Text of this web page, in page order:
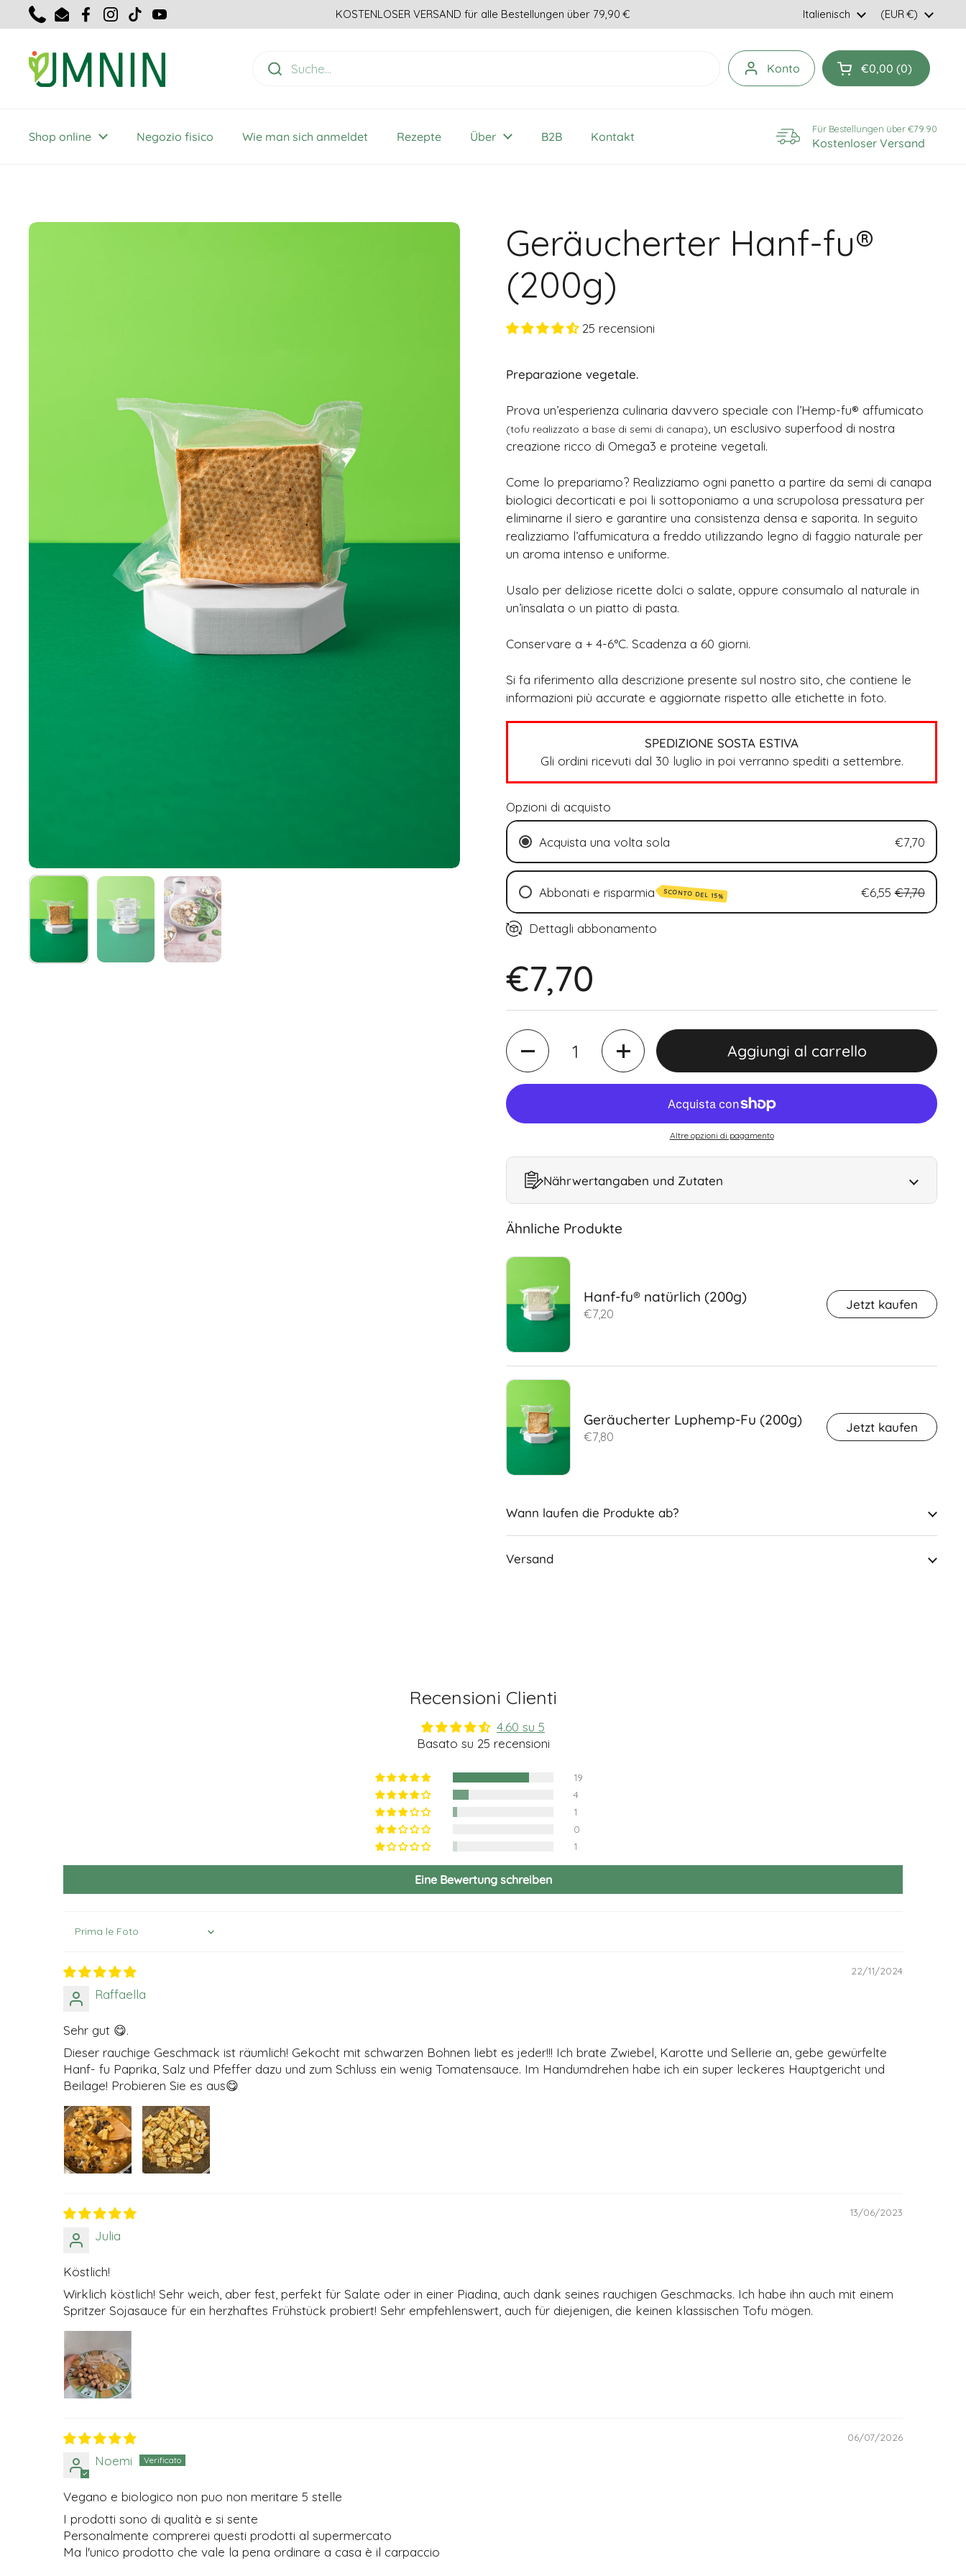
Zum Inhalt springen
TelefonE-MailFacebook
Instagram
TikTokYouTube
KOSTENLOSER VERSAND für alle Bestellungen über 79,90 € Sprache
Italienisch Land/
(EUR €)
Konto Einkaufswagen
€0,00 0
Shop online Negozio fisico Wie man sich anmeldet Rezepte Über B2B Kontakt
Für Bestellungen über €79.90
Kostenloser Versand
Geräucherter Hanf-fu®
(200g)
25 recensioni
Preparazione vegetale.
Prova un’esperienza culinaria davvero speciale con l’Hemp-fu® affumicato
(tofu realizzato a base di semi di canapa) , un esclusivo superfood di nostra
creazione ricco di Omega3 e proteine vegetali.
Come lo prepariamo? Realizziamo ogni panetto a partire da semi di canapa
biologici decorticati e poi li sottoponiamo a una scrupolosa pressatura per
eliminarne il siero e garantire una consistenza densa e saporita. In seguito
realizziamo l’affumicatura a freddo utilizzando legno di faggio naturale per
un aroma intenso e uniforme.
Usalo per deliziose ricette dolci o salate, oppure consumalo al naturale in
un’insalata o un piatto di pasta.
Conservare a + 4-6°C. Scadenza a 60 giorni.
Si fa riferimento alla descrizione presente sul nostro sito, che contiene le
informazioni più accurate e aggiornate rispetto alle etichette in foto.
SPEDIZIONE SOSTA ESTIVA
Gli ordini ricevuti dal 30 luglio in poi verranno spediti a settembre.
Opzioni di acquisto
Acquista una volta sola €7,70
Abbonati e risparmia SCONTO DEL 15% €6,55 €7,70
Ogni 2 settimane (15% di sconto)
Ogni 6 settimane (15% di sconto)
Dettagli abbonamento
€7,70
Quantità
Aggiungi al carrello
Altre opzioni di pagamento
Nährwertangaben und Zutaten
Ähnliche Produkte
Hanf-fu® natürlich (200g)
€7,20
Jetzt kaufen
Geräucherter Luphemp-Fu (200g)
€7,80
Jetzt kaufen
Wann laufen die Produkte ab?
Versand
Recensioni Clienti
4.60 su 5
Basato su 25 recensioni
19
4
1
0
1
Eine Bewertung schreiben
Sort by
22/11/2024
Raffaella
Sehr gut 😋.
Dieser rauchige Geschmack ist räumlich! Gekocht mit schwarzen Bohnen liebt es jeder!!! Ich brate Zwiebel, Karotte und Sellerie an, gebe gewürfelte
Hanf- fu Paprika, Salz und Pfeffer dazu und zum Schluss ein wenig Tomatensauce. Im Handumdrehen habe ich ein super leckeres Hauptgericht und
Beilage! Probieren Sie es aus😋
13/06/2023
Julia
Köstlich!
Wirklich köstlich! Sehr weich, aber fest, perfekt für Salate oder in einer Piadina, auch dank seines rauchigen Geschmacks. Ich habe ihn auch mit einem
Spritzer Sojasauce für ein herzhaftes Frühstück probiert! Sehr empfehlenswert, auch für diejenigen, die keinen klassischen Tofu mögen.
06/07/2026
Noemi
Vegano e biologico non puo non meritare 5 stelle
I prodotti sono di qualità e si sente
Personalmente comprerei questi prodotti al supermercato
Ma l'unico prodotto che vale la pena ordinare a casa è il carpaccio